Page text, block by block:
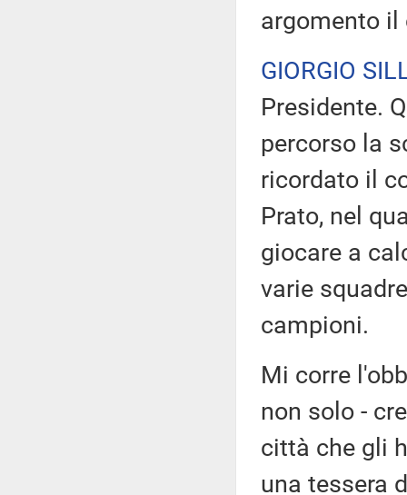
argomento il
GIORGIO
Presidente.
percorso la
ricordato il
Prato, nel
giocare a
varie
campioni.
Mi corre
non solo -
città che gli
una tessera